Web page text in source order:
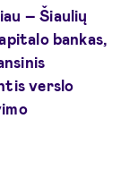
– Šiaulių
bankas,
verslo